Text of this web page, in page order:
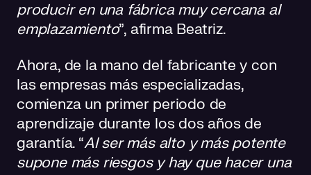
producir en una fábrica muy cercana al
emplazamiento”, afirma Beatriz.
Ahora, de la mano del fabricante y con
las empresas más especializadas,
comienza un primer periodo de
aprendizaje durante los dos años de
garantía. “Al ser más alto y más potente
supone más riesgos y hay que hacer una